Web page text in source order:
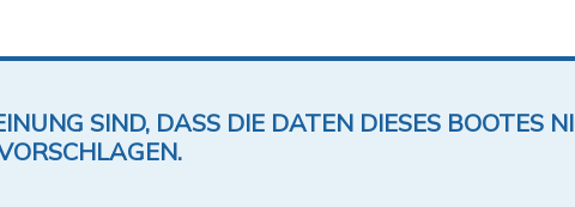
SIND, DASS DIE DATEN DIESES BOOTES